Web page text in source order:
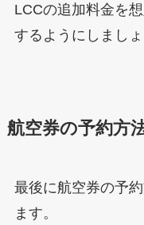
LCCの追加料金を
するようにしましょ
航空券の予約方
最後に航空券の予
ます。